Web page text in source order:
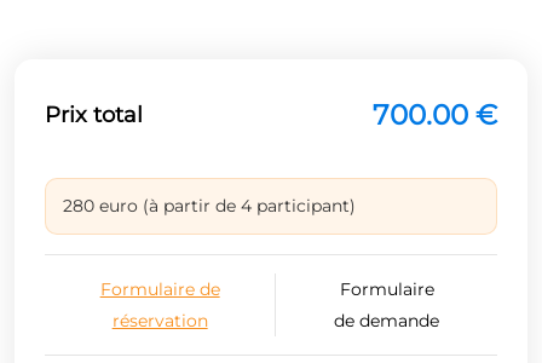
Prix total 700.00 €
280 euro (à partir de 4 participant)
Formulaire de
réservation
Formulaire
de demande